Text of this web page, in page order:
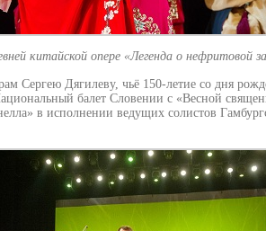
китайской опере «Легенда о нефритовой
Сергею Дягилеву, чьё 150-летие со дня
балет Словении с «Весной
в исполнении ведущих солистов